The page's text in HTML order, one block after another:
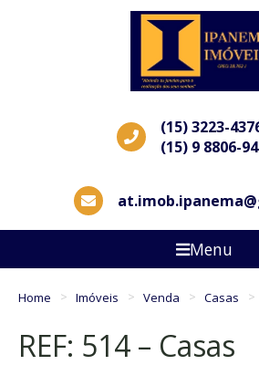
(15) 3223-
(15) 9 8806-
Menu
Home Imóveis Venda Casas
REF: 514 – Casas